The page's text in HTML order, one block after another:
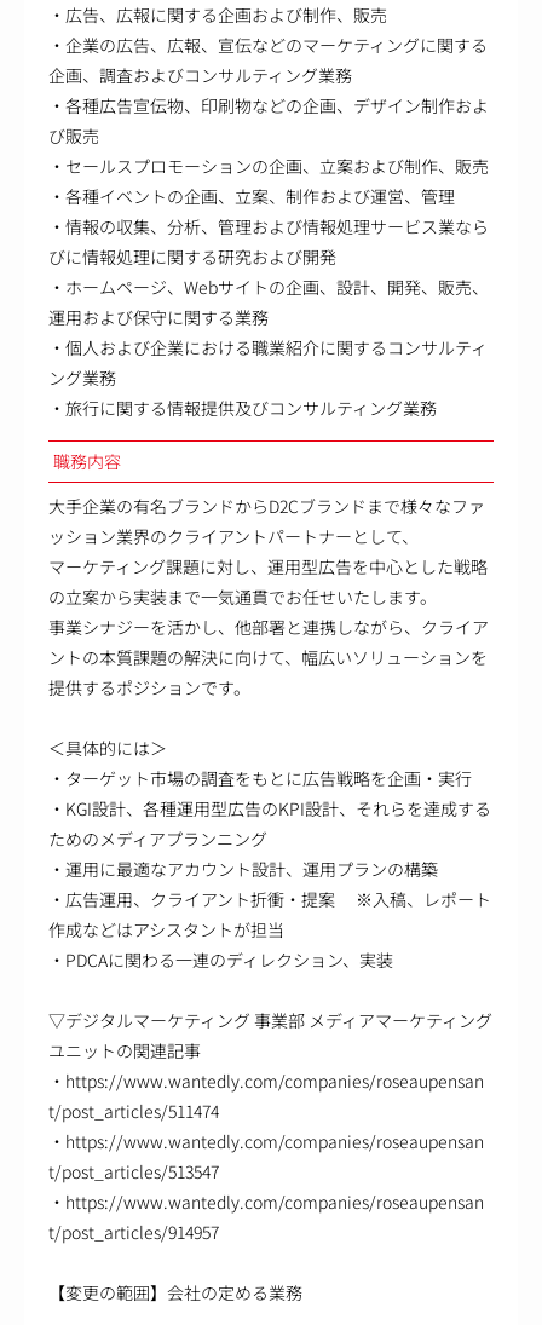
・広告、広報に関する企画および制作、販売
・企業の広告、広報、宣伝などのマーケティングに関する
企画、調査およびコンサルティング業務
・各種広告宣伝物、印刷物などの企画、デザイン制作およ
び販売
・セールスプロモーションの企画、立案および制作、販売
・各種イベントの企画、立案、制作および運営、管理
・情報の収集、分析、管理および情報処理サービス業なら
びに情報処理に関する研究および開発
・ホームページ、Webサイトの企画、設計、開発、販売、
運用および保守に関する業務
・個人および企業における職業紹介に関するコンサルティ
ング業務
・旅行に関する情報提供及びコンサルティング業務
職務内容
大手企業の有名ブランドからD2Cブランドまで様々なファ
ッション業界のクライアントパートナーとして、
マーケティング課題に対し、運用型広告を中心とした戦略
の立案から実装まで一気通貫でお任せいたします。
事業シナジーを活かし、他部署と連携しながら、クライア
ントの本質課題の解決に向けて、幅広いソリューションを
提供するポジションです。
＜具体的には＞
・ターゲット市場の調査をもとに広告戦略を企画・実行
・KGI設計、各種運用型広告のKPI設計、それらを達成する
ためのメディアプランニング
・運用に最適なアカウント設計、運用プランの構築
・広告運用、クライアント折衝・提案 ※入稿、レポート
作成などはアシスタントが担当
・PDCAに関わる一連のディレクション、実装
▽デジタルマーケティング 事業部 メディアマーケティング
ユニットの関連記事
・https://www.wantedly.com/companies/roseaupensan
t/post_articles/511474
・https://www.wantedly.com/companies/roseaupensan
t/post_articles/513547
・https://www.wantedly.com/companies/roseaupensan
t/post_articles/914957
【変更の範囲】会社の定める業務